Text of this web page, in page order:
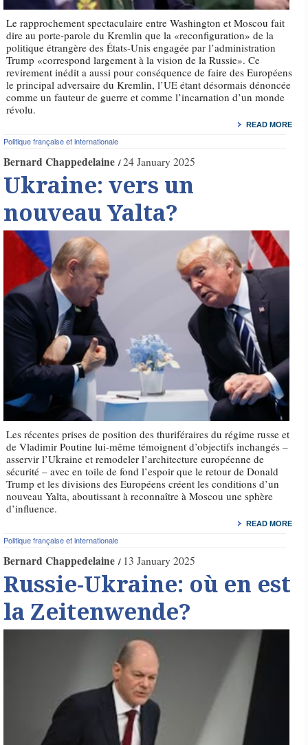
Le rapprochement spectaculaire entre Washington et Moscou fait
dire au porte-parole du Kremlin que la «reconfiguration» de la
politique étrangère des États-Unis engagée par l’administration
Trump «correspond largement à la vision de la Russie». Ce
revirement inédit a aussi pour conséquence de faire des Européens
le principal adversaire du Kremlin, l’UE étant désormais dénoncée
comme un fauteur de guerre et comme l’incarnation d’un monde
révolu.
READ MORE
Politique française et internationale
Bernard Chappedelaine 24 January 2025
Ukraine: vers un
nouveau Yalta?
Les récentes prises de position des thuriféraires du régime russe et
de Vladimir Poutine lui-même témoignent d’objectifs inchangés –
asservir l’Ukraine et remodeler l’architecture européenne de
sécurité – avec en toile de fond l’espoir que le retour de Donald
Trump et les divisions des Européens créent les conditions d’un
nouveau Yalta, aboutissant à reconnaître à Moscou une sphère
d’influence.
READ MORE
Politique française et internationale
Bernard Chappedelaine 13 January 2025
Russie-Ukraine: où en est
la Zeitenwende?